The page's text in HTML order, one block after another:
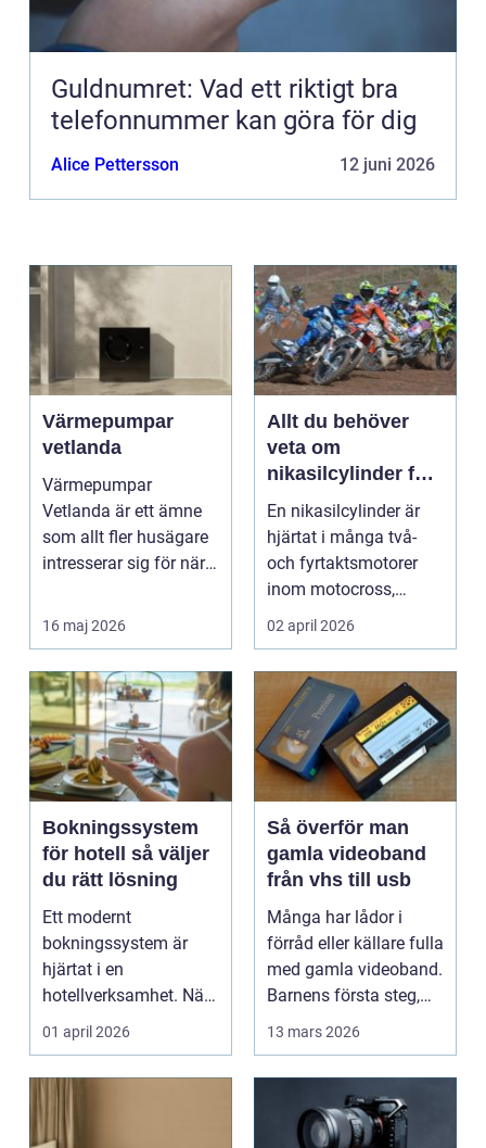
Guldnumret: Vad ett riktigt bra
telefonnummer kan göra för dig
Alice Pettersson 12 juni 2026
Värmepumpar
vetlanda
Värmepumpar
Vetlanda är ett ämne
som allt fler husägare
intresserar sig för när
16 maj 2026
Allt du behöver
veta om
nikasilcylinder för
motorcykel och
snöskoter
En nikasilcylinder är
hjärtat i många två-
och fyrtaktsmotorer
inom motocross,
enduro och
snöskoter....
02 april 2026
Bokningssystem
för hotell så väljer
du rätt lösning
Ett modernt
bokningssystem är
hjärtat i en
hotellverksamhet. När
bokningar,
incheckning,
betalningar...
01 april 2026
Så överför man
gamla videoband
från vhs till usb
Många har lådor i
förråd eller källare fulla
med gamla videoband.
Barnens första steg,
släktkalas, s...
13 mars 2026